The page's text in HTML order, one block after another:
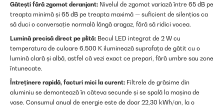
Gătești fără zgomot deranjant: Nivelul de zgomot variază între 65 dB pe
treapta minimă și 65 dB pe treapta maximă — suficient de silențios ca
să duci o conversație normală lângă aragaz, fără să ridici vocea.
Lumină precisă direct pe plită: Becul LED integrat de 2 W cu
temperatura de culoare 6.500 K iluminează suprafața de gătit cu o
lumină clară și albă, astfel că vezi exact ce prepari, fără umbre sau zone
întunecate.
Întreținere rapidă, facturi mici la curent: Filtrele de grăsime din
aluminiu se demontează în câteva secunde și se spală la mașina de
vase. Consumul anual de energie este de doar 22,30 kWh/an, la o